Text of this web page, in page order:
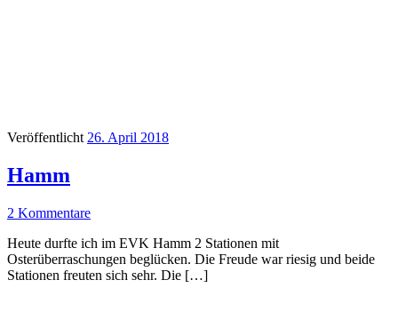
Veröffentlicht 26. April 2018
Hamm
2 Kommentare
Heute durfte ich im EVK Hamm 2 Stationen mit
Osterüberraschungen beglücken. Die Freude war riesig und beide
Stationen freuten sich sehr. Die […]